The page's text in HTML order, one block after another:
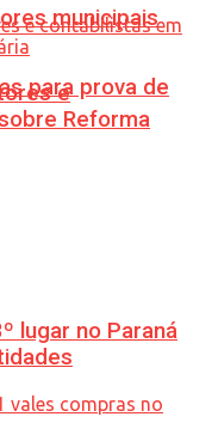
municipais
para prova de
e
Reforma
lugar no Paraná